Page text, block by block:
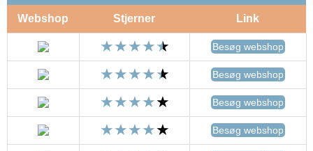
Webshop Stjerner Link
Besøg webshop
Besøg webshop
Besøg webshop
Besøg webshop